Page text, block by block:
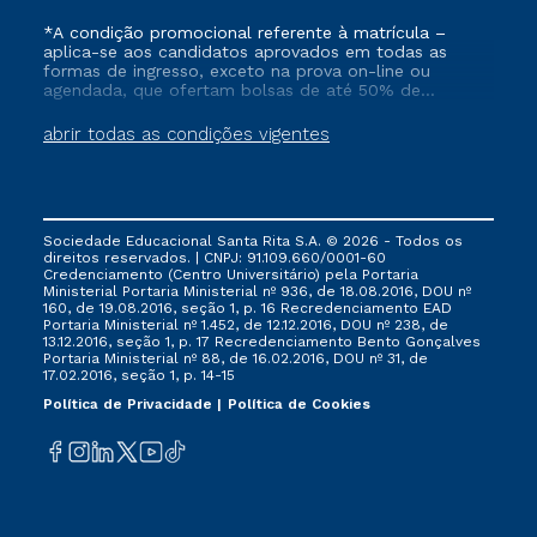
abrir todas as condições vigentes
*A condição promocional referente à matrícula –
aplica-se aos candidatos aprovados em todas as
formas de ingresso, exceto na prova on-line ou
agendada, que ofertam bolsas de até 50% de
que ainda não tenham efetivado e/ou não tenham
cancelado ou trancado sua matrícula em uma das
FIES, Prouni e outros programas governamentais, e
não se acumula com nenhuma outra campanha
ofertada pela Instituição.
Sociedade Educacional Santa Rita S.A. © 2026 - Todos os
direitos reservados. | CNPJ: 91.109.660/0001-60
Credenciamento (Centro Universitário) pela Portaria
Ministerial Portaria Ministerial nº 936, de 18.08.2016, DOU nº
160, de 19.08.2016, seção 1, p. 16 Recredenciamento EAD
Portaria Ministerial nº 1.452, de 12.12.2016, DOU nº 238, de
13.12.2016, seção 1, p. 17 Recredenciamento Bento Gonçalves
Portaria Ministerial nº 88, de 16.02.2016, DOU nº 31, de
17.02.2016, seção 1, p. 14-15
Política de Privacidade
Política de Cookies